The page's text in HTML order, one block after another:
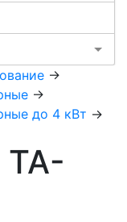
->
->
до 4 кВт ->
TA-